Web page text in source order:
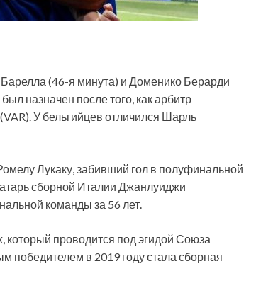
(46-я минута) и Доменико Берарди
назначен после того, как арбитр
У бельгийцев отличился Шарль
Лукаку, забивший гол в полуфинальной
сборной Италии Джанлуиджи
команды за 56 лет.
проводится под эгидой Союза
в 2019 году стала сборная